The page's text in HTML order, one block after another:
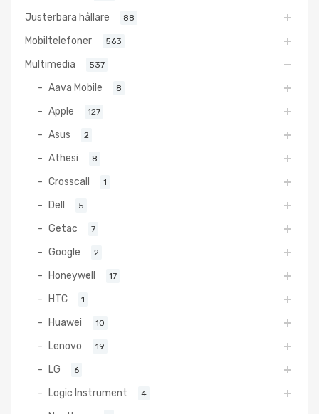
Justerbara hållare 88
Mobiltelefoner 563
Multimedia 537
Aava Mobile 8
Apple 127
Asus 2
Athesi 8
Crosscall 1
Dell 5
Getac 7
Google 2
Honeywell 17
HTC 1
Huawei 10
Lenovo 19
LG 6
Logic Instrument 4